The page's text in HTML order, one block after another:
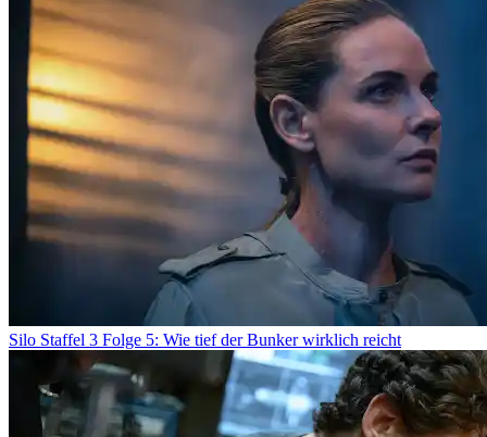
Silo Staffel 3 Folge 5: Wie tief der Bunker wirklich reicht